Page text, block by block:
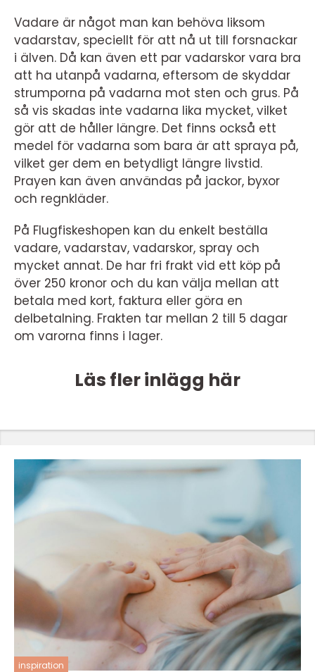
Vadare är något man kan behöva liksom
vadarstav, speciellt för att nå ut till forsnackar
i älven. Då kan även ett par vadarskor vara bra
att ha utanpå vadarna, eftersom de skyddar
strumporna på vadarna mot sten och grus. På
så vis skadas inte vadarna lika mycket, vilket
gör att de håller längre. Det finns också ett
medel för vadarna som bara är att spraya på,
vilket ger dem en betydligt längre livstid.
Prayen kan även användas på jackor, byxor
och regnkläder.
På Flugfiskeshopen kan du enkelt beställa
vadare, vadarstav, vadarskor, spray och
mycket annat. De har fri frakt vid ett köp på
över 250 kronor och du kan välja mellan att
betala med kort, faktura eller göra en
delbetalning. Frakten tar mellan 2 till 5 dagar
om varorna finns i lager.
Läs fler inlägg här
inspiration